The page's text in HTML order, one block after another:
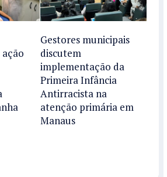
Gestores municipais
discutem
implementação da
Primeira Infância
Antirracista na
atenção primária em
Manaus